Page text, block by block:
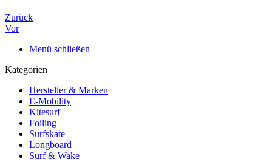
Zurück
Vor
Menü schließen
Kategorien
Hersteller & Marken
E-Mobility
Kitesurf
Foiling
Surfskate
Longboard
Surf & Wake